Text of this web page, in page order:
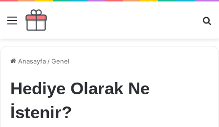
Menü
Anasayfa /Genel
Hediye Olarak Ne
İstenir?